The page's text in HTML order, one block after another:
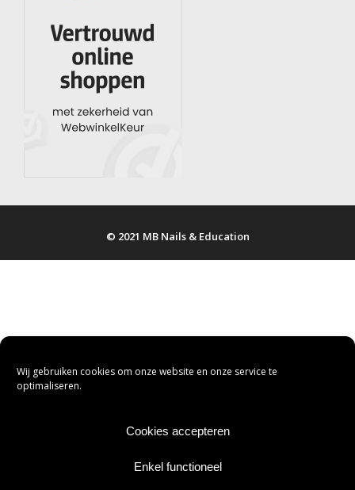
Wij gebruiken cookies om onze website en onze service te
optimaliseren.
Cookies accepteren
Enkel functioneel
© 2021 MB Nails & Education